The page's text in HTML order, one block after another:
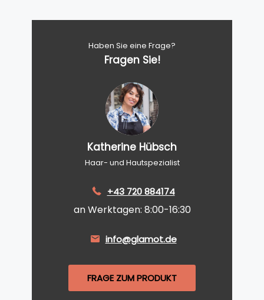
Haben Sie eine Frage?
Fragen Sie!
Katherine Hübsch
Haar- und Hautspezialist
+43 720 884174
an Werktagen: 8:00-16:30
info@glamot.de
FRAGE ZUM PRODUKT